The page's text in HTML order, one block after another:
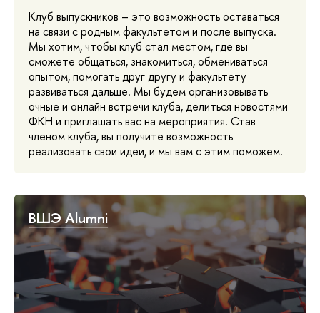
Клуб выпускников – это возможность оставаться
на связи с родным факультетом и после выпуска.
Мы хотим, чтобы клуб стал местом, где вы
сможете общаться, знакомиться, обмениваться
опытом, помогать друг другу и факультету
развиваться дальше. Мы будем организовывать
очные и онлайн встречи клуба, делиться новостями
ФКН и приглашать вас на мероприятия. Став
членом клуба, вы получите возможность
реализовать свои идеи, и мы вам с этим поможем.
ВШЭ Alumni